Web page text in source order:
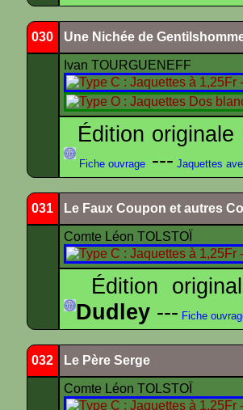
030 Une Nichée de
Ivan TOURGUENEFF
Édition originale
Fiche ouvrage --- Jaquettes
031 Le Faux Coupon et autres
Comte Léon TOLSTOÏ
Édition
Dudley --- Fiche
032 Le Père Serge
Comte Léon TOLSTOÏ